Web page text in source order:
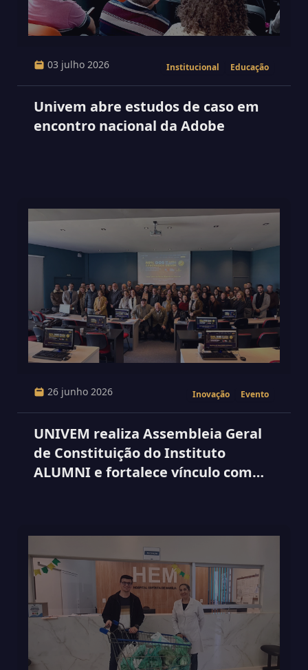
03 julho 2026 Institucional Educação
Univem abre estudos de caso em
encontro nacional da Adobe
26 junho 2026 Inovação Evento
UNIVEM realiza Assembleia Geral
de Constituição do Instituto
ALUMNI e fortalece vínculo com